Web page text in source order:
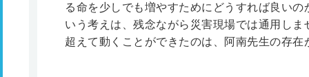
る命を少しでも増やすためにどうすれば良い
いう考えは、残念ながら災害現場では通用し
超えて動くことができたのは、阿南先生の存